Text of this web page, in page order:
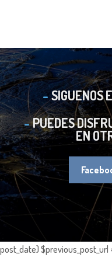
SIGUENOS
PUEDES
EN
post_date) $previous_post_url